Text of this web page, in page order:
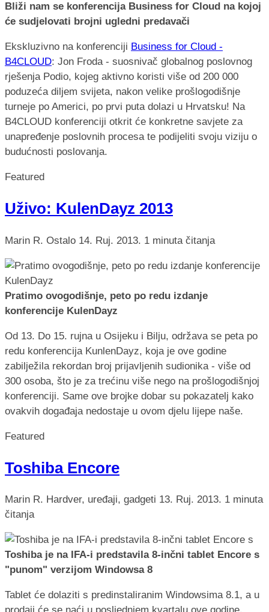
Bliži nam se konferencija Business for Cloud na kojoj
će sudjelovati brojni ugledni predavači
Ekskluzivno na konferenciji Business for Cloud -
B4CLOUD: Jon Froda - suosnivač globalnog poslovnog
rješenja Podio, kojeg aktivno koristi više od 200 000
poduzeća diljem svijeta, nakon velike prošlogodišnje
turneje po Americi, po prvi puta dolazi u Hrvatsku! Na
B4CLOUD konferenciji otkrit će konkretne savjete za
unapređenje poslovnih procesa te podijeliti svoju viziju o
budućnosti poslovanja.
Featured
Uživo: KulenDayz 2013
Marin R. Ostalo 14. Ruj. 2013. 1 minuta čitanja
Pratimo ovogodišnje, peto po redu izdanje
konferencije KulenDayz
Od 13. Do 15. rujna u Osijeku i Bilju, održava se peta po
redu konferencija KunlenDayz, koja je ove godine
zabilježila rekordan broj prijavljenih sudionika - više od
300 osoba, što je za trećinu više nego na prošlogodišnjoj
konferenciji. Same ove brojke dobar su pokazatelj kako
ovakvih događaja nedostaje u ovom djelu lijepe naše.
Featured
Toshiba Encore
Marin R. Hardver, uređaji, gadgeti 13. Ruj. 2013. 1 minuta
čitanja
Toshiba je na IFA-i predstavila 8-inčni tablet Encore s
"punom" verzijom Windowsa 8
Tablet će dolaziti s predinstaliranim Windowsima 8.1, a u